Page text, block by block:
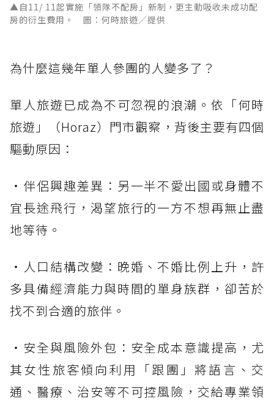
▲自11/ 11起實施「領隊不配房」新制，更主動吸收未成功配
房的衍生費用。 圖：何時旅遊／提供
為什麼這幾年單人參團的人變多了？
單人旅遊已成為不可忽視的浪潮。依「何時
旅遊」（Horaz）門市觀察，背後主要有四個
驅動原因：
・伴侶興趣差異：另一半不愛出國或身體不
宜長途飛行，渴望旅行的一方不想再無止盡
地等待。
・人口結構改變：晚婚、不婚比例上升，許
多具備經濟能力與時間的單身族群，卻苦於
找不到合適的旅伴。
・安全與風險外包：安全成本意識提高，尤
其女性旅客傾向利用「跟團」將語言、交
通、醫療、治安等不可控風險，交給專業領